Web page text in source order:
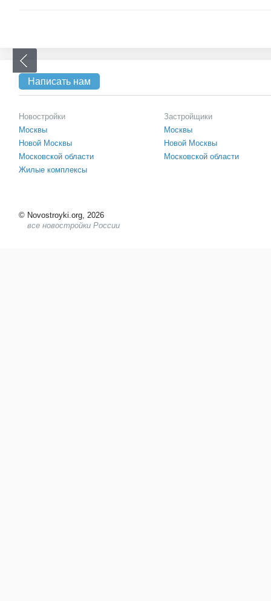
Написать нам
Новостройки
Москвы
Новой Москвы
Московской области
Жилые комплексы
Застройщики
Москвы
Новой Москвы
Московской области
© Novostroyki.org, 2026
все новостройки России